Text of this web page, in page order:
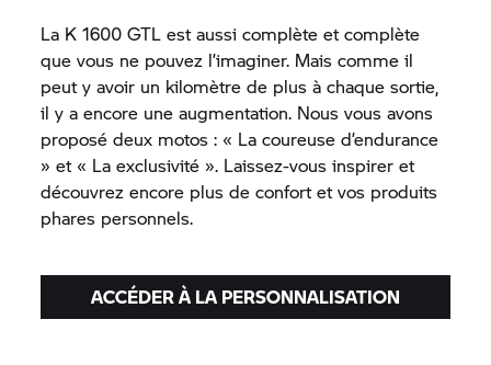
La K 1600 GTL est aussi complète et complète
que vous ne pouvez l’imaginer. Mais comme il
peut y avoir un kilomètre de plus à chaque sortie,
il y a encore une augmentation. Nous vous avons
proposé deux motos : « La coureuse d’endurance
» et « La exclusivité ». Laissez-vous inspirer et
découvrez encore plus de confort et vos produits
phares personnels.
ACCÉDER À LA PERSONNALISATION